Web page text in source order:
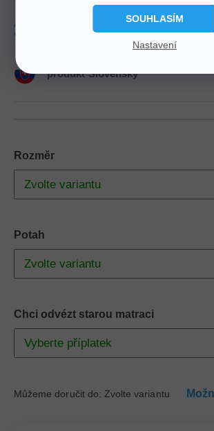
SOUHLASÍM
Nastavení
Rozměr
Potah
Chci odvézt starou matraci
Můžeme doručit do: Zvolte variantu
Zdarma
Slovenský
produkt